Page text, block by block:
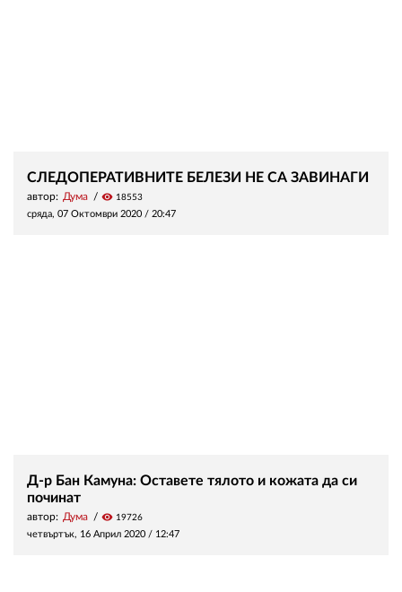
СЛЕДОПЕРАТИВНИТЕ БЕЛЕЗИ НЕ СА ЗАВИНАГИ
автор: Дума visibility 18553
сряда, 07 Октомври 2020 / 20:47
Д-р Бан Камуна: Оставете тялото и кожата да си
починат
автор: Дума visibility 19726
четвъртък, 16 Април 2020 / 12:47